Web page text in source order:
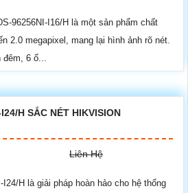
96256NI-I16/H là một sản phẩm chất
2.0 megapixel, mang lại hình ảnh rõ nét.
6 ổ...
H SẮC NÉT HIKVISION
Liên Hệ
H là giải pháp hoàn hảo cho hệ thống